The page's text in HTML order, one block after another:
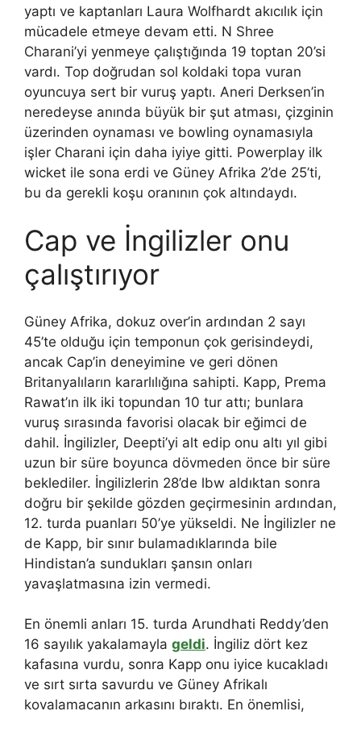
yaptı ve kaptanları Laura Wolfhardt akıcılık için
mücadele etmeye devam etti. N Shree
Charani’yi yenmeye çalıştığında 19 toptan 20’si
vardı. Top doğrudan sol koldaki topa vuran
oyuncuya sert bir vuruş yaptı. Aneri Derksen’in
neredeyse anında büyük bir şut atması, çizginin
üzerinden oynaması ve bowling oynamasıyla
işler Charani için daha iyiye gitti. Powerplay ilk
wicket ile sona erdi ve Güney Afrika 2’de 25’ti,
bu da gerekli koşu oranının çok altındaydı.
Cap ve İngilizler onu
çalıştırıyor
Güney Afrika, dokuz over’in ardından 2 sayı
45’te olduğu için temponun çok gerisindeydi,
ancak Cap’in deneyimine ve geri dönen
Britanyalıların kararlılığına sahipti. Kapp, Prema
Rawat’ın ilk iki topundan 10 tur attı; bunlara
vuruş sırasında favorisi olacak bir eğimci de
dahil. İngilizler, Deepti’yi alt edip onu altı yıl gibi
uzun bir süre boyunca dövmeden önce bir süre
beklediler. İngilizlerin 28’de lbw aldıktan sonra
doğru bir şekilde gözden geçirmesinin ardından,
12. turda puanları 50’ye yükseldi. Ne İngilizler ne
de Kapp, bir sınır bulamadıklarında bile
Hindistan’a sundukları şansın onları
yavaşlatmasına izin vermedi.
En önemli anları 15. turda Arundhati Reddy’den
16 sayılık yakalamayla geldi. İngiliz dört kez
kafasına vurdu, sonra Kapp onu iyice kucakladı
ve sırt sırta savurdu ve Güney Afrikalı
kovalamacanın arkasını bıraktı. En önemlisi,